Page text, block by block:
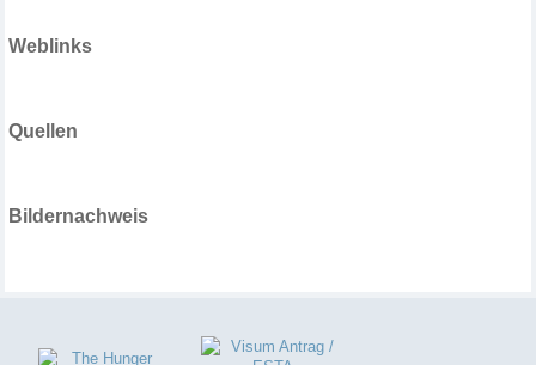
Weblinks
Quellen
Bildernachweis